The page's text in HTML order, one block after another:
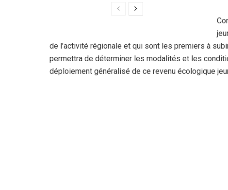
de l’activité régionale et qui sont les premiers à
permettra de déterminer les modalités et les
déploiement généralisé de ce revenu écologique